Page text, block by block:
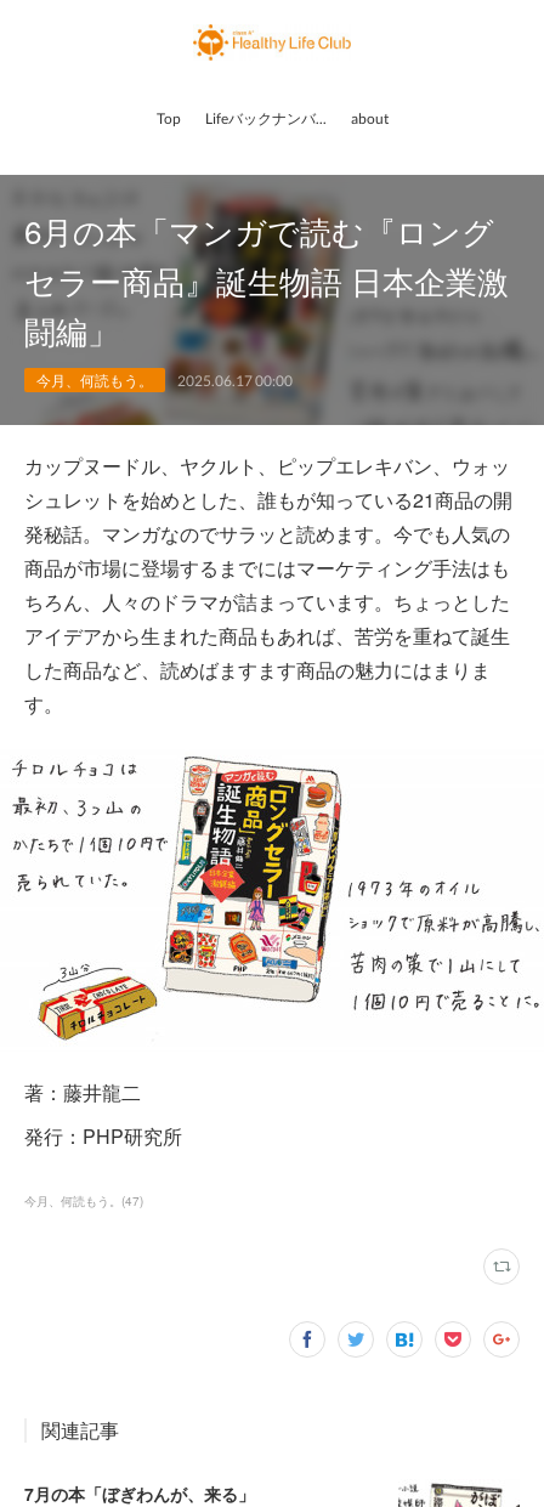
Top Lifeバックナンバー about
6月の本「マンガで読む『ロング
セラー商品』誕生物語 日本企業激
闘編」
今月、何読もう。 2025.06.17 00:00
カップヌードル、ヤクルト、ピップエレキバン、ウォッ
シュレットを始めとした、誰もが知っている21商品の開
発秘話。マンガなのでサラッと読めます。今でも人気の
商品が市場に登場するまでにはマーケティング手法はも
ちろん、人々のドラマが詰まっています。ちょっとした
アイデアから生まれた商品もあれば、苦労を重ねて誕生
した商品など、読めばますます商品の魅力にはまりま
す。
著：藤井龍二
発行：PHP研究所
今月、何読もう。 (47)
関連記事
7月の本「ぼぎわんが、来る」